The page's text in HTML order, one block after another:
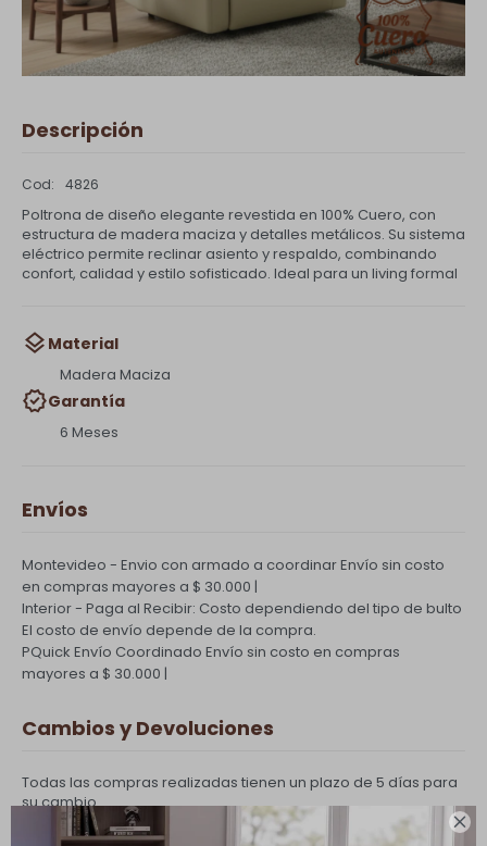

Descripción
4826
Poltrona de diseño elegante revestida en 100% Cuero, con
estructura de madera maciza y detalles metálicos. Su sistema
eléctrico permite reclinar asiento y respaldo, combinando
confort, calidad y estilo sofisticado. Ideal para un living formal
Material
Madera Maciza
Garantía
6 Meses
Envíos
Montevideo - Envio con armado a coordinarEnvío sin costo
en compras mayores a $ 30.000 |
Interior - Paga al Recibir: Costo dependiendo del tipo de bulto
El costo de envío depende de la compra.
PQuick Envío Coordinado Envío sin costo en compras
mayores a $ 30.000 |
Cambios y Devoluciones
Todas las compras realizadas tienen un plazo de 5 días para
su cambio.
Ver mas